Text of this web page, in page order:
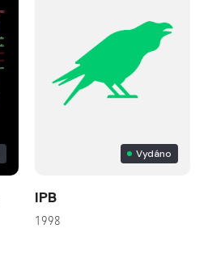
Vydáno
IPB
1998